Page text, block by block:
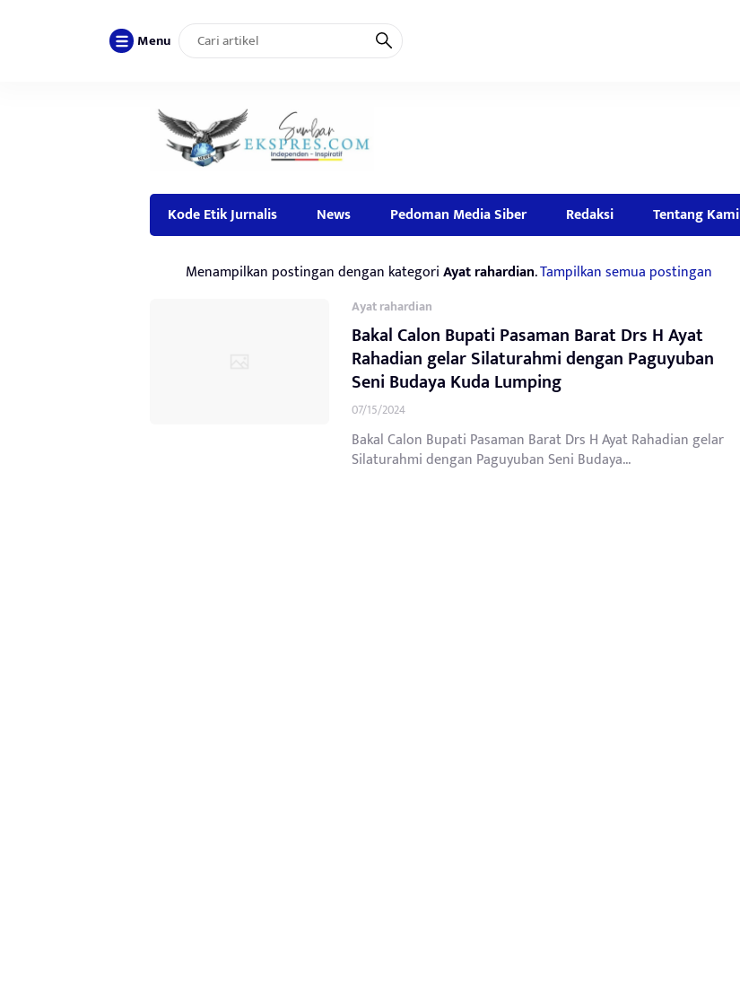
Menu
Kode Etik Jurnalis News Pedoman Media Siber Redaksi Tentang Kami
Menampilkan postingan dengan kategoriAyat rahardian.Tampilkan semua postingan
Ayat rahardian
Bakal Calon Bupati Pasaman Barat Drs H Ayat
Rahadian gelar Silaturahmi dengan Paguyuban
Seni Budaya Kuda Lumping
07/15/2024
Bakal Calon Bupati Pasaman Barat Drs H Ayat Rahadian gelar
Silaturahmi dengan Paguyuban Seni Budaya...